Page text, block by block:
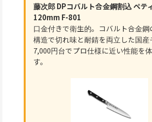
藤次郎 DPコバルト合金鋼割込 ペテ
120mm F-801
口金付きで衛生的。コバルト合金鋼
構造で切れ味と耐錆を両立した国産
7,000円台でプロ仕様に近い性能を
す。